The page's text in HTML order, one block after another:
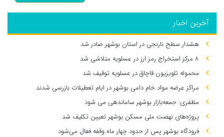
آخرین اخبار
هشدار سطح نارنجی در استان بوشهر صادر شد
۸ مرکز استخراج رمز ارز در عسلویه متلاشی شد
محموله تلویزیون قاچاق در عسلویه توقیف شد
مراکز عرضه مواد خام دامی بوشهر در ایام تعطیلات بازرسی شدند
مظفری: جمعه‌بازار بوشهر ساماندهی می‌ شود
پروژه‌های نهضت ملی مسکن بوشهر تعیین تکلیف شد
فرودگاه بوشهر پس از حدود چهار ماه وقفه فعال می‌شود